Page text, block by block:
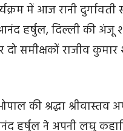
में आज रानी
हर्षुल, दिल्ली की अंजू
समीक्षकों राजीव
की श्रद्धा श्रीवास्तव
हर्षुल ने अपनी लघु